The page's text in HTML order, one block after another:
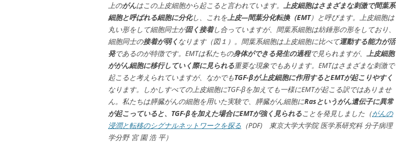
上のがんはこの上皮細胞から起こると言われています。 上皮細胞はさまざまな刺激で間葉系
細胞と呼ばれる細胞に分化し、これを上皮—間葉分化転換（EMT）と呼びます。上皮細胞は
丸い形をして細胞同士が固く接着し合っていますが、間葉系細胞は紡錘形の形をしており、
細胞同士の接着が弱くなります（図１）。間葉系細胞は上皮細胞に比べて運動する能力が活
発であるのが特徴です。EMTは私たちの身体ができる発生の過程で見られますが、 上皮細胞
ががん細胞に移行していく際に見られる重要な現象でもあります。EMTはさまざまな刺激で
起こると考えられていますが、なかでもTGF-βが上皮細胞に作用するとEMTが起こりやすく
なります。しかしすべての上皮細胞にTGF-βを加えても一様にEMTが起こる訳ではありませ
ん。私たちは膵臓がんの細胞を用いた実験で、膵臓がん細胞にRasというがん遺伝子に異常
が起こっていると、TGF-βを加えた場合にEMTが強く見られることを発見しました（がんの
浸潤と転移のシグナルネットワークを探る （PDF) 東京大学大学院 医学系研究科 分子病理
学分野 宮 園 浩 平）